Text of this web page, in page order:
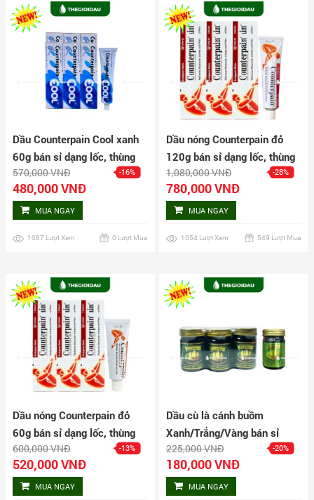
Dầu Counterpain Cool xanh
60g bán sỉ dạng lốc, thùng
giá tốt | Dauthaoduoc.net
570,000 VNĐ -16%
480,000 VNĐ
MUA NGAY
1087 Lượt Xem 0 Lượt Mua
Dầu nóng Counterpain đỏ
120g bán sỉ dạng lốc, thùng
giá tốt | Dauthaoduoc.net
1,080,000 VNĐ -28%
780,000 VNĐ
MUA NGAY
1054 Lượt Xem 549 Lượt Mua
Dầu nóng Counterpain đỏ
60g bán sỉ dạng lốc, thùng
giá tốt | Dauthaoduoc.net
600,000 VNĐ -13%
520,000 VNĐ
MUA NGAY
Dầu cù là cánh buồm
Xanh/Trắng/Vàng bán sỉ
dạng lốc, thùng giá tốt |
Dauthaoduoc.net
225,000 VNĐ -20%
180,000 VNĐ
MUA NGAY